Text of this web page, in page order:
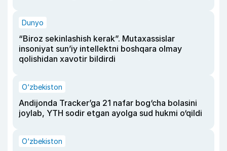
Dunyo
“Biroz sekinlashish kerak”. Mutaxassislar
insoniyat sun’iy intellektni boshqara olmay
qolishidan xavotir bildirdi
O‘zbekiston
Andijonda Tracker’ga 21 nafar bog‘cha bolasini
joylab, YTH sodir etgan ayolga sud hukmi o‘qildi
O‘zbekiston